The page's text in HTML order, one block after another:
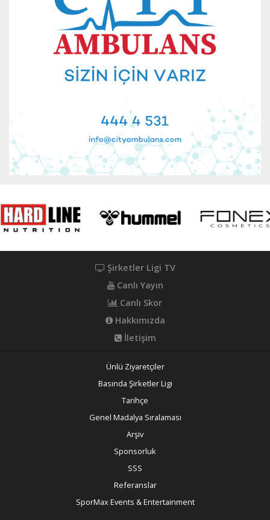
Şirketler Ligi TV
Canlı Yayın
Canlı Skor
Hakkımızda
İletişim
Ünlü Ziyaretçiler
Basında Şirketler Ligi
Tarihçe
Genel Madalya Sıralaması
Arşiv
Sponsorluk
SSS
Referanslar
SporMax Events & Entertainment